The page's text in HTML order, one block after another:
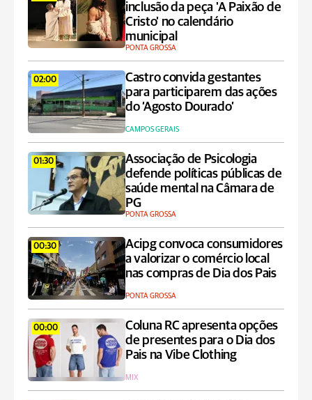
inclusão da peça 'A Paixão de
Cristo' no calendário
municipal
PONTA GROSSA
02:00
Castro convida gestantes
para participarem das ações
do ‘Agosto Dourado’
CAMPOS GERAIS
01:30
Associação de Psicologia
defende políticas públicas de
saúde mental na Câmara de
PG
PONTA GROSSA
00:30
Acipg convoca consumidores
a valorizar o comércio local
nas compras de Dia dos Pais
PONTA GROSSA
00:00
Coluna RC apresenta opções
de presentes para o Dia dos
Pais na Vibe Clothing
MIX